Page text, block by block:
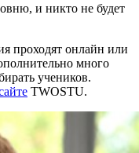
и никто не будет
проходят онлайн или
много
учеников.
TWOSTU.